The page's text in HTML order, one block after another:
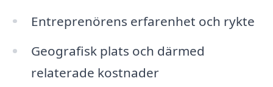
Entreprenörens erfarenhet och rykte
Geografisk plats och därmed
relaterade kostnader